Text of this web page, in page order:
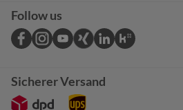
Follow us
Sicherer Versand